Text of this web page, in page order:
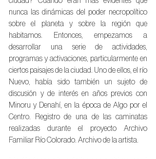
nunca las dinámicas del poder necropolítico
sobre el planeta y sobre la región que
habitamos. Entonces, empezamos a
desarrollar una serie de actividades,
programas y activaciones, particularmente en
ciertos paisajes de la ciudad. Uno de ellos, el río
Nuevo, había sido también un sujeto de
discusión y de interés en años previos con
Minoru y Denahí, en la época de Algo por el
Centro. Registro de una de las caminatas
realizadas durante el proyecto Archivo
Familiar Río Colorado. Archivo de la artista.